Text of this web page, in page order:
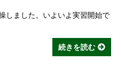
しました。いよいよ実習開始で
続きを読む